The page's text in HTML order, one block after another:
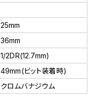
25mm
36mm
1/2DR(12.7mm)
49mm(ビット装着時)
クロムバナジウム